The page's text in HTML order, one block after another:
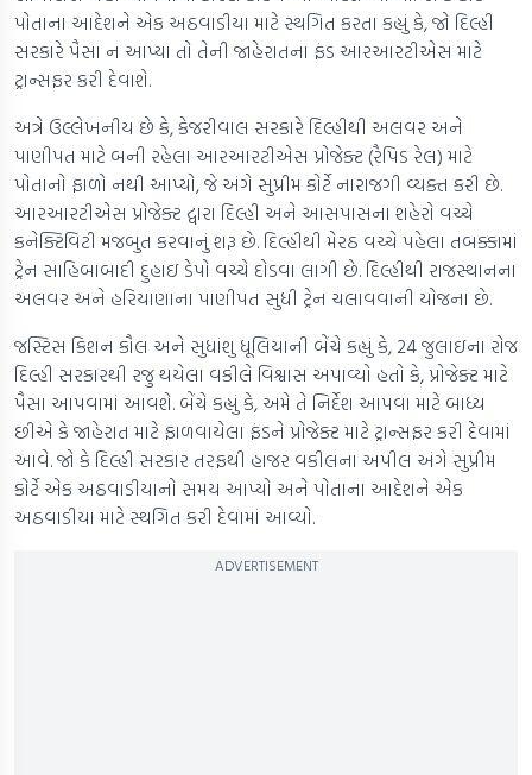
પોતાના આદેશને એક અઠવાડીયા માટે સ્થગિત કરતા કહ્યું કે, જો દિલ્હી
સરકારે પૈસા ન આપ્યા તો તેની જાહેરાતના ફંડ આરઆરટીએસ માટે
ટ્રાન્સફર કરી દેવાશે.
અત્રે ઉલ્લેખનીય છે કે, કેજરીવાલ સરકારે દિલ્હીથી અલવર અને
પાણીપત માટે બની રહેલા આરઆરટીએસ પ્રોજેક્ટ (રૈપિડ રેલ) માટે
પોતાનો ફાળો નથી આપ્યો, જે અંગે સુપ્રીમ કોર્ટે નારાજગી વ્યક્ત કરી છે.
આરઆરટીએસ પ્રોજેક્ટ દ્વારા દિલ્હી અને આસપાસના શહેરો વચ્ચે
કનેક્ટિવિટી મજબુત કરવાનું શરૂ છે. દિલ્હીથી મેરઠ વચ્ચે પહેલા તબક્કામાં
ટ્રેન સાહિબાબાદી દુહાઇ ડેપો વચ્ચે દોડવા લાગી છે. દિલ્હીથી રાજસ્થાનના
અલવર અને હરિયાણાના પાણીપત સુધી ટ્રેન ચલાવવાની યોજના છે.
જસ્ટિસ કિશન કૌલ અને સુધાંશુ ધૂલિયાની બેંચે કહ્યું કે, 24 જુલાઇના રોજ
દિલ્હી સરકારથી રજુ થયેલા વકીલે વિશ્વાસ અપાવ્યો હતો કે, પ્રોજેક્ટ માટે
પૈસા આપવામાં આવશે. બેંચે કહ્યું કે, અમે તે નિર્દેશ આપવા માટે બાધ્ય
છીએ કે જાહેરાત માટે ફાળવાયેલા ફંડને પ્રોજેક્ટ માટે ટ્રાન્સફર કરી દેવામાં
આવે. જો કે દિલ્હી સરકાર તરફથી હાજર વકીલના અપીલ અંગે સુપ્રીમ
કોર્ટે એક અઠવાડીયાનો સમય આપ્યો અને પોતાના આદેશને એક
અઠવાડીયા માટે સ્થગિત કરી દેવામાં આવ્યો.
ADVERTISEMENT